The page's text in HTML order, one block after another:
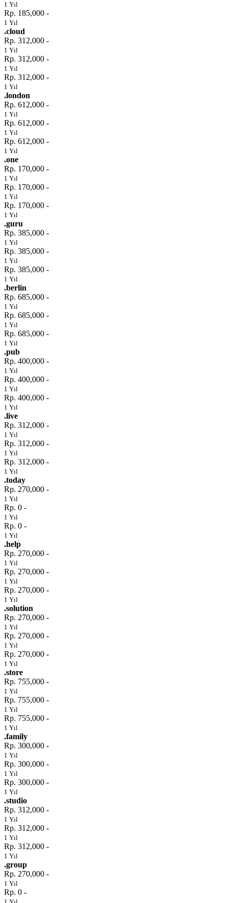
1 Yıl
Rp. 185,000 -
1 Yıl
.cloud
Rp. 312,000 -
1 Yıl
Rp. 312,000 -
1 Yıl
Rp. 312,000 -
1 Yıl
.london
Rp. 612,000 -
1 Yıl
Rp. 612,000 -
1 Yıl
Rp. 612,000 -
1 Yıl
.one
Rp. 170,000 -
1 Yıl
Rp. 170,000 -
1 Yıl
Rp. 170,000 -
1 Yıl
.guru
Rp. 385,000 -
1 Yıl
Rp. 385,000 -
1 Yıl
Rp. 385,000 -
1 Yıl
.berlin
Rp. 685,000 -
1 Yıl
Rp. 685,000 -
1 Yıl
Rp. 685,000 -
1 Yıl
.pub
Rp. 400,000 -
1 Yıl
Rp. 400,000 -
1 Yıl
Rp. 400,000 -
1 Yıl
.live
Rp. 312,000 -
1 Yıl
Rp. 312,000 -
1 Yıl
Rp. 312,000 -
1 Yıl
.today
Rp. 270,000 -
1 Yıl
Rp. 0 -
1 Yıl
Rp. 0 -
1 Yıl
.help
Rp. 270,000 -
1 Yıl
Rp. 270,000 -
1 Yıl
Rp. 270,000 -
1 Yıl
.solution
Rp. 270,000 -
1 Yıl
Rp. 270,000 -
1 Yıl
Rp. 270,000 -
1 Yıl
.store
Rp. 755,000 -
1 Yıl
Rp. 755,000 -
1 Yıl
Rp. 755,000 -
1 Yıl
.family
Rp. 300,000 -
1 Yıl
Rp. 300,000 -
1 Yıl
Rp. 300,000 -
1 Yıl
.studio
Rp. 312,000 -
1 Yıl
Rp. 312,000 -
1 Yıl
Rp. 312,000 -
1 Yıl
.group
Rp. 270,000 -
1 Yıl
Rp. 0 -